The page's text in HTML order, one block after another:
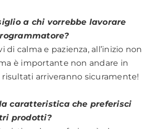
a chi vorrebbe lavorare
di calma e pazienza, all’inizio non
è importante non andare in
risultati arriveranno sicuramente!
caratteristica che preferisci
prodotti?